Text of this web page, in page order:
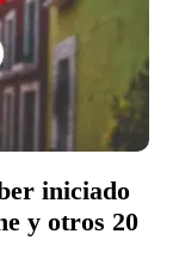
iniciado
y otros 20